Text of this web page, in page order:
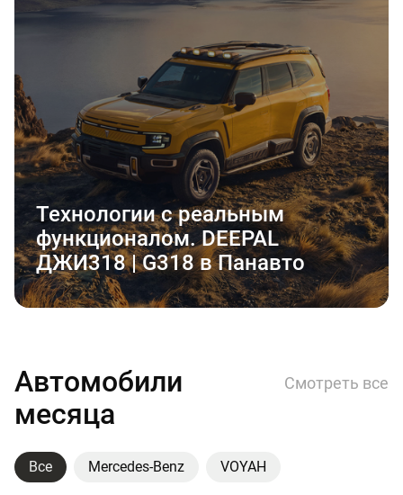
Технологии с реальным
функционалом. DEEPAL
ДЖИ318 | G318 в Панавто
Автомобили
месяца
Смотреть все
Все Mercedes-Benz VOYAH